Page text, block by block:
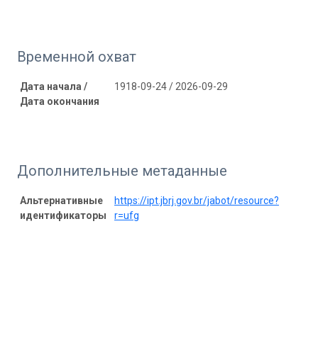
Временной охват
Дата начала /
Дата окончания
1918-09-24 / 2026-09-29
Дополнительные метаданные
Альтернативные
идентификаторы
https://ipt.jbrj.gov.br/jabot/resource?
r=ufg